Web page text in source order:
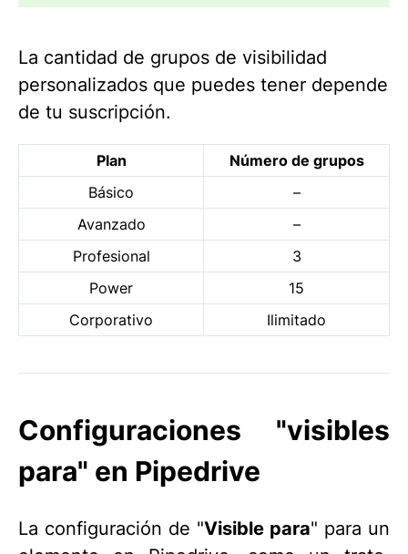
La cantidad de grupos de visibilidad
personalizados que puedes tener depende
de tu suscripción.
Plan
Número de grupos
Básico
–
Avanzado
–
Profesional
3
Power
15
Corporativo
Ilimitado
Configuraciones "visibles
para" en Pipedrive
La configuración de "Visible para" para un